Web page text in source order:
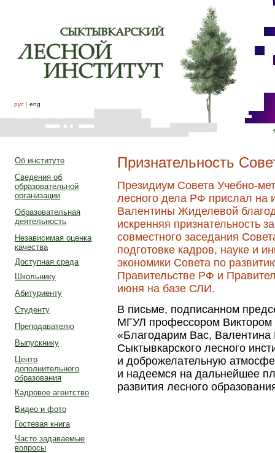
рус | eng
Об институте
Сведения об
образовательной
организации
Образовательная
деятельность
Независимая оценка
качества
Доступная среда
Школьнику
Абитуриенту
Студенту
Преподавателю
Выпускнику
Центр
дополнительного
образования
Кадровое агентство
Видео и фото
Гостевая книга
Часто задаваемые
вопросы
Признательность
Президиум Совета Учебно-
лесного дела РФ прислал на
Валентины Жиделевой
искренняя признательность
совместного заседания
подготовке кадров, науке и
экономики Совета по
Правительстве РФ и
июня на базе СЛИ.
В письме, подписанном
МГУЛ профессором Виктором
«Благодарим Вас, Валентина
Сыктывкарского лесного
и доброжелательную
и надеемся на дальнейшее
развития лесного